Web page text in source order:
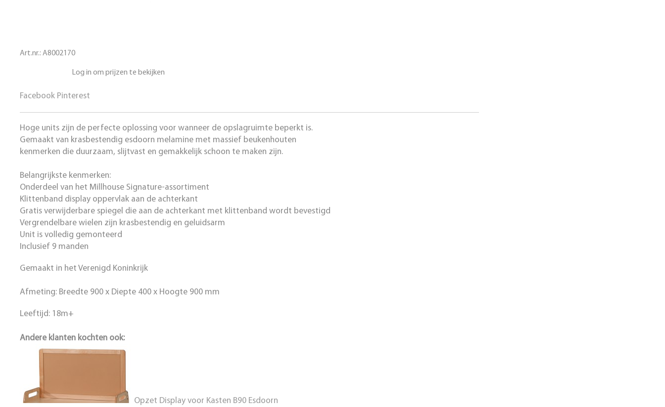
Art.nr.: A8002170
Log in om prijzen te bekijken
Facebook Pinterest
Hoge units zijn de perfecte oplossing voor wanneer de opslagruimte beperkt is.
Gemaakt van krasbestendig esdoorn melamine met massief beukenhouten
kenmerken die duurzaam, slijtvast en gemakkelijk schoon te maken zijn.
Belangrijkste kenmerken:
Onderdeel van het Millhouse Signature-assortiment
Klittenband display oppervlak aan de achterkant
Gratis verwijderbare spiegel die aan de achterkant met klittenband wordt bevestigd
Vergrendelbare wielen zijn krasbestendig en geluidsarm
Unit is volledig gemonteerd
Inclusief 9 manden
Gemaakt in het Verenigd Koninkrijk
Afmeting: Breedte 900 x Diepte 400 x Hoogte 900 mm
Leeftijd: 18m+
Andere klanten kochten ook:
Opzet Display voor Kasten B90 Esdoorn